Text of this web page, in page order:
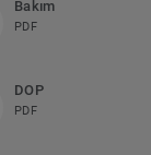
Bakım
PDF
DOP
PDF